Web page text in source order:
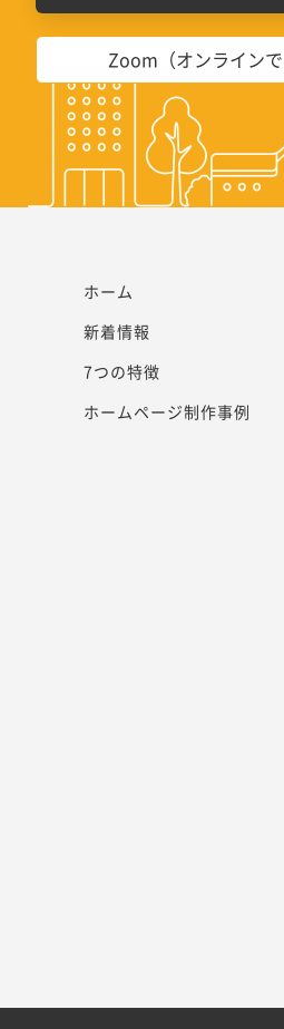
Zoom（オンライン
ホーム
新着情報
7つの特徴
ホームページ制作事例